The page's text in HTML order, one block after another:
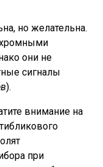
но желательна.
они не
сигналы
).
внимание на
при